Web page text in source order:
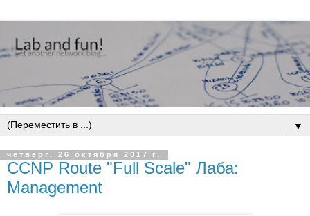
▼
четверг, 26 октября 2017 г.
CCNP Route "Full Scale" Лаба:
Management